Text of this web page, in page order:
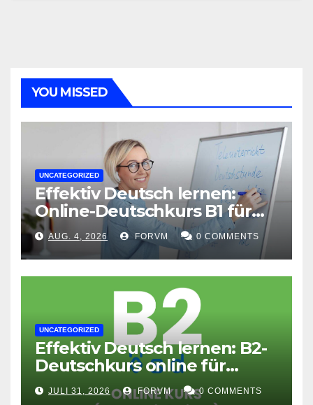
YOU MISSED
UNCATEGORIZED
Effektiv Deutsch lernen:
Online-Deutschkurs B1 für
flexible Lernerfolge
AUG. 4, 2026 FORVM 0 COMMENTS
UNCATEGORIZED
Effektiv Deutsch lernen: B2-
Deutschkurs online für
Fortgeschrittene
JULI 31, 2026 FORVM 0 COMMENTS